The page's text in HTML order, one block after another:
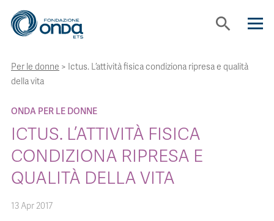
search
CHI SIAMO
CON CHI LAVORIAMO
STRUMENTI
Per le donne > Ictus. L’attività fisica condiziona ripresa e qualità
della vita
ONDA PER LE DONNE
ICTUS. L’ATTIVITÀ FISICA
CONDIZIONA RIPRESA E
QUALITÀ DELLA VITA
13 Apr 2017